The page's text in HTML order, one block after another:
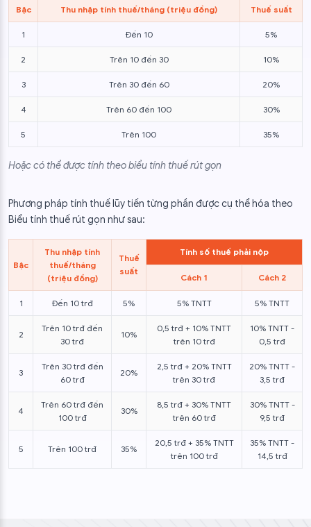
Bậc Thu nhập tính thuế/tháng (triệu đồng) Thuế suất
1 Đến 10 5%
2 Trên 10 đến 30 10%
3 Trên 30 đến 60 20%
4 Trên 60 đến 100 30%
5 Trên 100 35%
Hoặc có thể được tính theo biểu tính thuế rút gọn
Phương pháp tính thuế lũy tiến từng phần được cụ thể hóa theo
Biểu tính thuế rút gọn như sau:
Bậc
Thu nhập tính
thuế/tháng
(triệu đồng)
Thuế
suất
Tính số thuế phải nộp
Cách 1 Cách 2
1 Đến 10 trđ 5% 5% TNTT 5% TNTT
2
Trên 10 trđ đến
30 trđ
10%
0,5 trđ + 10% TNTT
trên 10 trđ
10% TNTT -
0,5 trđ
3
Trên 30 trđ đến
60 trđ
20%
2,5 trđ + 20% TNTT
trên 30 trđ
20% TNTT -
3,5 trđ
4
Trên 60 trđ đến
100 trđ
30%
8,5 trđ + 30% TNTT
trên 60 trđ
30% TNTT -
9,5 trđ
5 Trên 100 trđ 35%
20,5 trđ + 35% TNTT
trên 100 trđ
35% TNTT -
14,5 trđ